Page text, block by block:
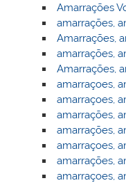
Amarrações
amarrações,
Amarrações,
amarrações,
Amarrações,
amarraçoes,
amarraçoes,
amarrações,
amarrações,
amarraçoes,
amarrações,
amarraçoes,